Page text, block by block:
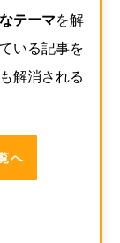
テーマを解
いる記事を
解消される
へ